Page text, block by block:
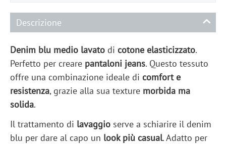
Descrizione
Denim blu medio lavato di cotone elasticizzato.
Perfetto per creare pantaloni jeans. Questo tessuto
offre una combinazione ideale di comfort e
resistenza, grazie alla sua texture morbida ma
solida.
Il trattamento di lavaggio serve a schiarire il denim
blu per dare al capo un look più casual. Adatto per